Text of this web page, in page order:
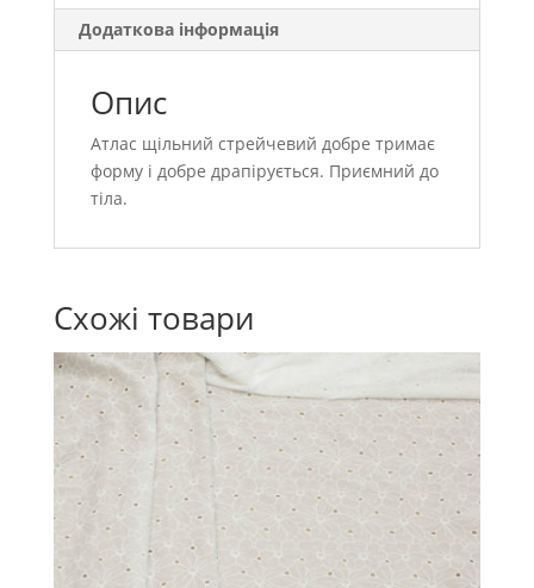
Додаткова інформація
Опис
Атлас щільний стрейчевий добре тримає
форму і добре драпірується. Приємний до
тіла.
Схожі товари